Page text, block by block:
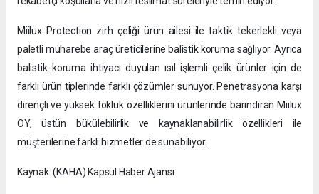
Miilux Protection zırh çeliği ürün ailesi ile taktik tekerlekli veya
paletli muharebe araç üreticilerine balistik koruma sağlıyor. Ayrıca
balistik koruma ihtiyacı duyulan ısıl işlemli çelik ürünler için de
farklı ürün tiplerinde farklı çözümler sunuyor. Penetrasyona karşı
dirençli ve yüksek tokluk özelliklerini ürünlerinde barındıran Miilux
OY, üstün bükülebilirlik ve kaynaklanabilirlik özellikleri ile
müşterilerine farklı hizmetler de sunabiliyor.
Kaynak: (KAHA) Kapsül Haber Ajansı